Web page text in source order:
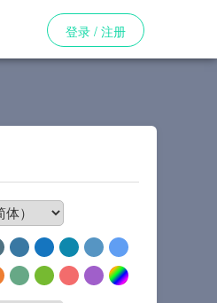
登录 / 注册